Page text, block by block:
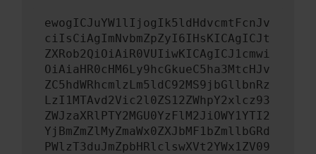
ewogICJuYW1lIjogIk5ldHdvcmtFcnJv
ciIsCiAgImNvbmZpZyI6IHsKICAgICJt
ZXRob2QiOiAiR0VUIiwKICAgICJ1cmwi
OiAiaHR0cHM6Ly9hcGkueC5ha3MtcHJv
ZC5hdWRhcmlzLm5ldC92MS9jbGllbnRz
LzI1MTAvd2Vic2l0ZS12ZWhpY2xlcz93
ZWJzaXRlPTY2MGU0YzFlM2JiOWY1YTI2
YjBmZmZlMyZmaWx0ZXJbMF1bZmllbGRd
PWlzT3duJmZpbHRlclswXVt2YWx1ZV09